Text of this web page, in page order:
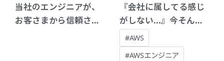
当社のエンジニアが、
お客さまから信頼され
『会社に属してる感じ
がしない...』今そんな
風に感じてる人にだけ
読んでほしい話です。
#AWS
#AWSエンジニア